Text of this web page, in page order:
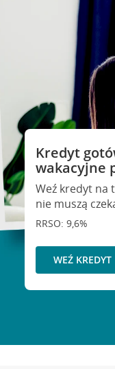
Kredyt
wakacyjne
Weź kredyt na
nie muszą
RRSO: 9,6%
WEŹ KREDYT